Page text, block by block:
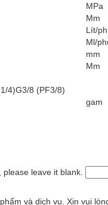
MPa
Mm
Lít/
Ml/
mm
Mm
4)G3/8 (PF3/8)
gam
leave it blank.
và dịch vụ. Xin vui